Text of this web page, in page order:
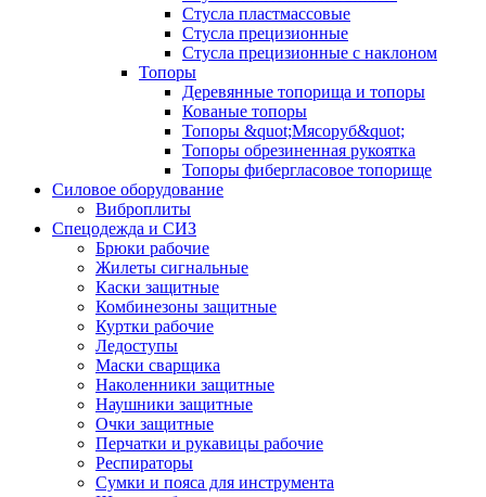
Стусла пластмассовые
Стусла прецизионные
Стусла прецизионные с наклоном
Топоры
Деревянные топорища и топоры
Кованые топоры
Топоры &quot;Мясоруб&quot;
Топоры обрезиненная рукоятка
Топоры фибергласовое топорище
Силовое оборудование
Виброплиты
Спецодежда и СИЗ
Брюки рабочие
Жилеты сигнальные
Каски защитные
Комбинезоны защитные
Куртки рабочие
Ледоступы
Маски сварщика
Наколенники защитные
Наушники защитные
Очки защитные
Перчатки и рукавицы рабочие
Респираторы
Сумки и пояса для инструмента